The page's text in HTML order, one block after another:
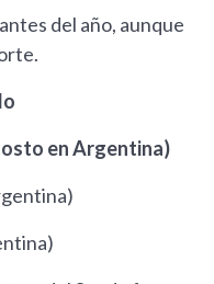
del año, aunque
en Argentina)